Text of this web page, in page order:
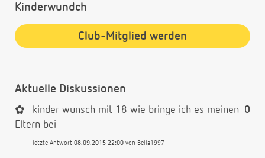
Kinderwundch
Club-Mitglied werden
Aktuelle Diskussionen
0
✿
kinder wunsch mit 18 wie bringe ich es meinen
Eltern bei
letzte Antwort 08.09.2015 22:00 von Bella1997